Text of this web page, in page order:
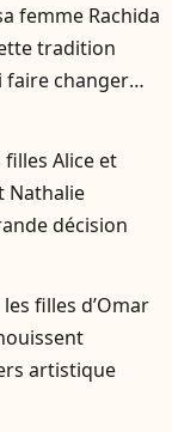
femme Rachida
tradition
faire changer
filles Alice et
Nathalie
décision
filles d’Omar
artistique